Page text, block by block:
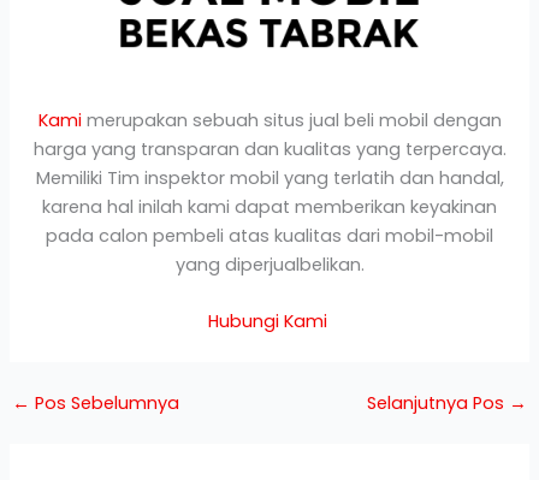
Kamimerupakan sebuah situs jual beli mobil dengan
harga yang transparan dan kualitas yang terpercaya.
Memiliki Tim inspektor mobil yang terlatih dan handal,
karena hal inilah kami dapat memberikan keyakinan
pada calon pembeli atas kualitas dari mobil-mobil
yang diperjualbelikan.
Hubungi Kami
← Pos Sebelumnya Selanjutnya Pos →